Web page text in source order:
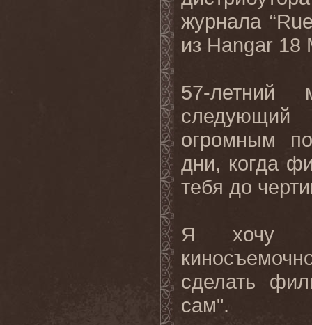
журнала
из Hangar 18
57-летний
огромным
дни, когда
тебя до
Я хочу
сделать
сам".